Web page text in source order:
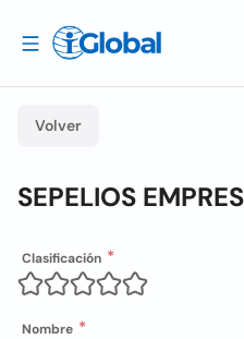
Volver
SEPELIOS
Clasificación
Nombre